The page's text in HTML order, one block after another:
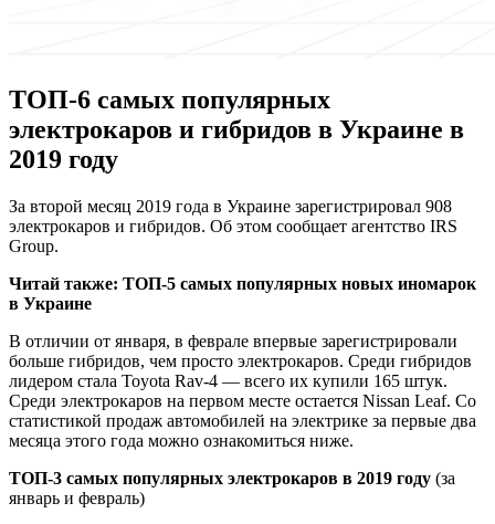
ТОП-6 самых популярных
электрокаров и гибридов в Украине в
2019 году
Зa второй месяц 2019 года в Украине зарегистрировал 908
электрокаров и гибридов. Об этом сообщает агентство IRS
Group.
Читай также: ТОП-5 самых популярных новых иномарок
в Украине
В отличии от января, в феврале впервые зарегистрировали
больше гибридов, чем просто электрокаров. Среди гибридов
лидером стала Toyota Rav-4 — всего их купили 165 штук.
Среди электрокаров на первом месте остается Nissan Leaf. Со
статистикой продаж автомобилей на электрике за первые два
месяца этого года можно ознакомиться ниже.
ТОП-3 самых популярных электрокаров в 2019 году (за
январь и февраль)